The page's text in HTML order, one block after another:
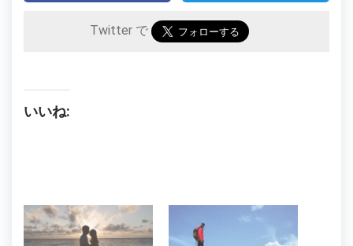
Twitter で
いいね: